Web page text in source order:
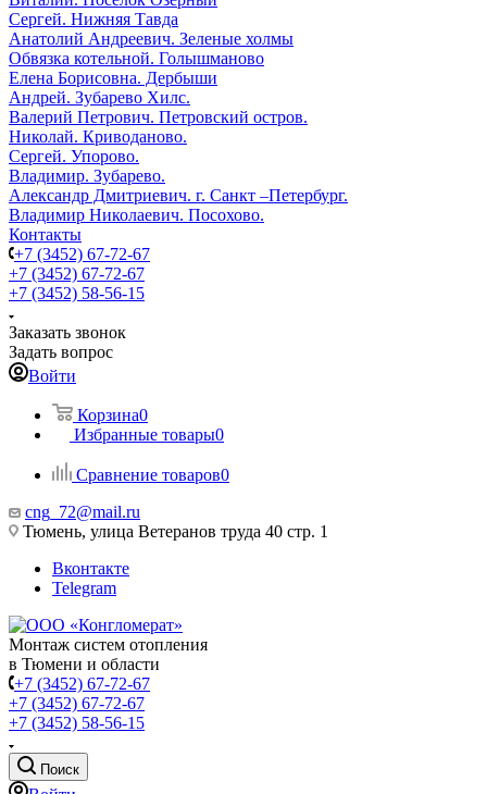
Сергей. Нижняя Тавда
Анатолий Андреевич. Зеленые холмы
Обвязка котельной. Голышманово
Елена Борисовна. Дербыши
Андрей. Зубарево Хилс.
Валерий Петрович. Петровский остров.
Николай. Криводаново.
Сергей. Упорово.
Владимир. Зубарево.
Александр Дмитриевич. г. Санкт –Петербург.
Владимир Николаевич. Посохово.
Контакты
+7 (3452) 67-72-67
+7 (3452) 67-72-67
+7 (3452) 58-56-15
Заказать звонок
Задать вопрос
Войти
Корзина0
Избранные товары0
Сравнение товаров0
cng_72@mail.ru
Тюмень, улица Ветеранов труда 40 стр. 1
Вконтакте
Telegram
Монтаж систем отопления
в Тюмени и области
+7 (3452) 67-72-67
+7 (3452) 67-72-67
+7 (3452) 58-56-15
Поиск